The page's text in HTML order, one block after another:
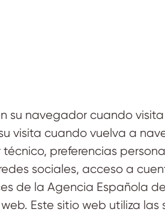
su navegador cuando
visita cuando vuelva a
preferencias
sociales, acceso a
de la Agencia Española
Este sitio web utiliza las